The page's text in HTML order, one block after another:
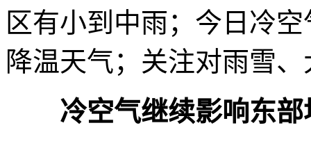
区有小到中雨；今日冷
降温天气；关注对雨雪
冷空气继续影响东部